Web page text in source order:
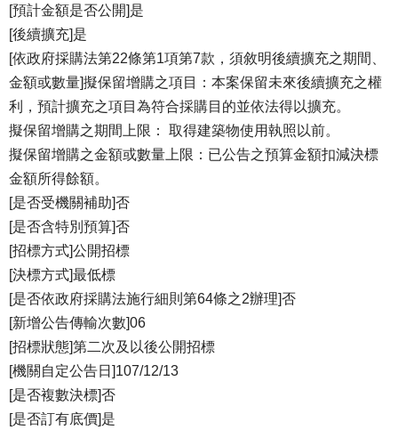
[預計金額是否公開]是
[後續擴充]是
[依政府採購法第22條第1項第7款，須敘明後續擴充之期間、
金額或數量]擬保留增購之項目：本案保留未來後續擴充之權
利，預計擴充之項目為符合採購目的並依法得以擴充。
擬保留增購之期間上限： 取得建築物使用執照以前。
擬保留增購之金額或數量上限：已公告之預算金額扣減決標
金額所得餘額。
[是否受機關補助]否
[是否含特別預算]否
[招標方式]公開招標
[決標方式]最低標
[是否依政府採購法施行細則第64條之2辦理]否
[新增公告傳輸次數]06
[招標狀態]第二次及以後公開招標
[機關自定公告日]107/12/13
[是否複數決標]否
[是否訂有底價]是